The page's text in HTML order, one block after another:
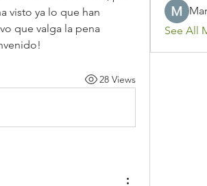
visto ya lo que han
que valga la pena
28 Views
See All